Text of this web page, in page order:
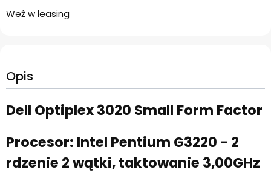
Weź w leasing
Opis
Dell Optiplex 3020 Small Form Factor
Procesor: Intel Pentium G3220 - 2
rdzenie 2 wątki, taktowanie 3,00GHz